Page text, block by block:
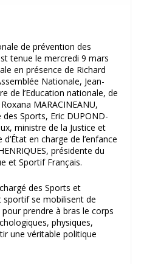
de prévention des
tenue le mercredi 9 mars
en présence de Richard
Nationale, Jean-
de l’Education nationale, de
MARACINEANU,
Sports, Eric DUPOND-
ministre de la Justice et
en charge de l’enfance
présidente du
et Sportif Français.
des Sports et
sportif se mobilisent de
prendre à bras le corps
physiques,
une véritable politique